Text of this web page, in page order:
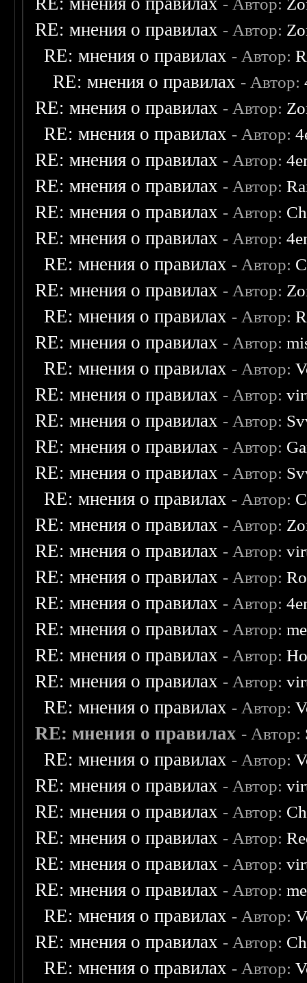
- Автор:
RE: мнения о правилах - Автор:
RE: мнения о правилах - Автор:
RE: мнения о правилах - Автор:
RE: мнения о правилах - Автор:
RE: мнения о правилах - Автор:
RE: мнения о правилах - Автор:
RE: мнения о правилах - Автор:
RE: мнения о правилах - Автор:
RE: мнения о правилах - Автор:
RE: мнения о правилах - Автор:
RE: мнения о правилах - Автор:
RE: мнения о правилах - Автор:
RE: мнения о правилах - Автор:
RE: мнения о правилах - Автор:
RE: мнения о правилах - Автор:
RE: мнения о правилах - Автор:
RE: мнения о правилах - Автор:
RE: мнения о правилах - Автор:
RE: мнения о правилах - Автор:
RE: мнения о правилах - Автор:
RE: мнения о правилах - Автор:
RE: мнения о правилах - Автор:
RE: мнения о правилах - Автор:
RE: мнения о правилах - Автор:
RE: мнения о правилах - Автор:
RE: мнения о правилах - Автор:
RE: мнения о правилах - Автор:
RE: мнения о правилах - Автор:
RE: мнения о правилах - Автор:
RE: мнения о правилах - Автор:
RE: мнения о правилах - Автор:
RE: мнения о правилах - Автор:
RE: мнения о правилах - Автор:
RE: мнения о правилах - Автор:
RE: мнения о правилах - Автор:
RE: мнения о правилах - Автор:
RE: мнения о правилах - Автор: